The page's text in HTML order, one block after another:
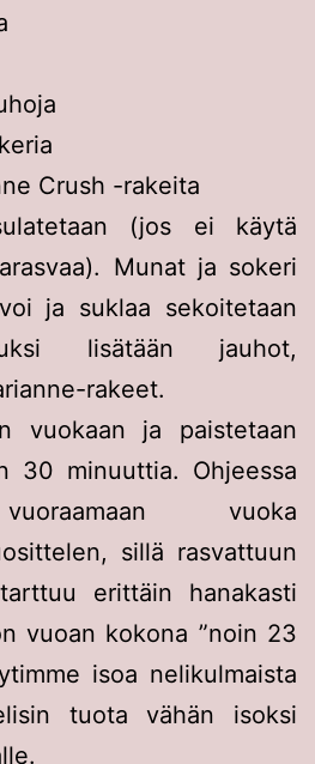
Crush -rakeita
(jos ei käytä
Munat ja sokeri
ja suklaa sekoitetaan
lisätään jauhot,
rakeet.
vuokaan ja paistetaan
30 minuuttia. Ohjeessa
vuoka
sillä rasvattuun
erittäin hanakasti
vuoan kokona ”noin 23
isoa nelikulmaista
tuota vähän isoksi